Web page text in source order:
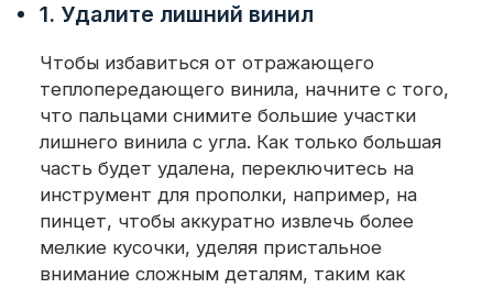
1. Удалите лишний винил
Чтобы избавиться от отражающего
теплопередающего винила, начните с того,
что пальцами снимите большие участки
лишнего винила с угла. Как только большая
часть будет удалена, переключитесь на
инструмент для прополки, например, на
пинцет, чтобы аккуратно извлечь более
мелкие кусочки, уделяя пристальное
внимание сложным деталям, таким как